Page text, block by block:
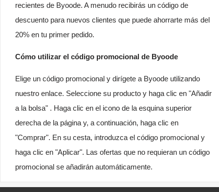
recientes de Byoode. A menudo recibirás un código de
descuento para nuevos clientes que puede ahorrarte más del
20% en tu primer pedido.
Cómo utilizar el código promocional de Byoode
Elige un código promocional y dirígete a Byoode utilizando
nuestro enlace. Seleccione su producto y haga clic en "Añadir
a la bolsa" . Haga clic en el icono de la esquina superior
derecha de la página y, a continuación, haga clic en
"Comprar". En su cesta, introduzca el código promocional y
haga clic en "Aplicar". Las ofertas que no requieran un código
promocional se añadirán automáticamente.